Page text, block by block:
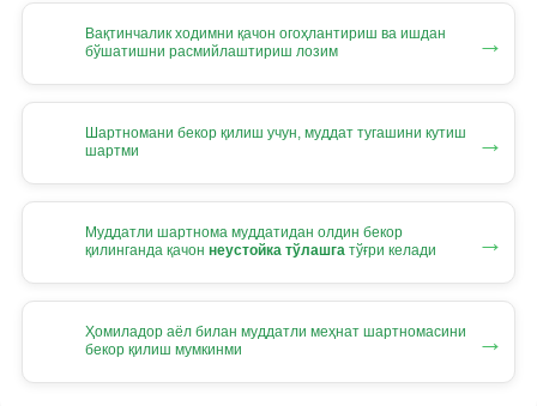
Вақтинчалик ходимни қачон огоҳлантириш ва ишдан
бўшатишни расмийлаштириш лозим
→
Шартномани бекор қилиш учун, муддат тугашини кутиш
шартми
→
Муддатли шартнома муддатидан олдин бекор
қилинганда қачон неустойка тўлашга тўғри келади →
Ҳомиладор аёл билан муддатли меҳнат шартномасини
бекор қилиш мумкинми
→